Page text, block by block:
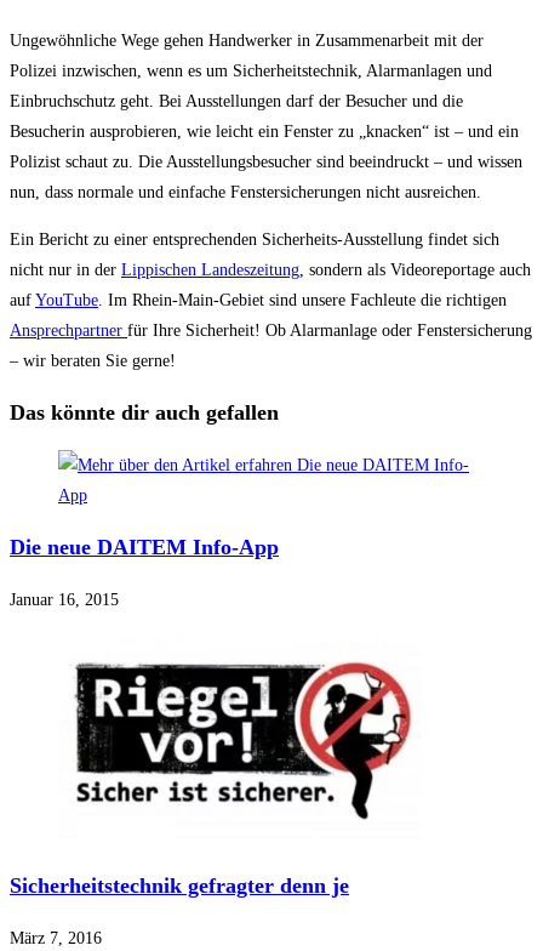
Ungewöhnliche Wege gehen Handwerker in Zusammenarbeit mit der
Polizei inzwischen, wenn es um Sicherheitstechnik, Alarmanlagen und
Einbruchschutz geht. Bei Ausstellungen darf der Besucher und die
Besucherin ausprobieren, wie leicht ein Fenster zu „knacken“ ist – und ein
Polizist schaut zu. Die Ausstellungsbesucher sind beeindruckt – und wissen
nun, dass normale und einfache Fenstersicherungen nicht ausreichen.
Ein Bericht zu einer entsprechenden Sicherheits-Ausstellung findet sich
nicht nur in der Lippischen Landeszeitung, sondern als Videoreportage auch
auf YouTube. Im Rhein-Main-Gebiet sind unsere Fachleute die richtigen
Ansprechpartner für Ihre Sicherheit! Ob Alarmanlage oder Fenstersicherung
– wir beraten Sie gerne!
Das könnte dir auch gefallen
Die neue DAITEM Info-App
Januar 16, 2015
Sicherheitstechnik gefragter denn je
März 7, 2016